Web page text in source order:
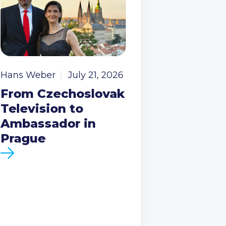
Hans Weber July 21, 2026
From Czechoslovak
Television to
Ambassador in
Prague